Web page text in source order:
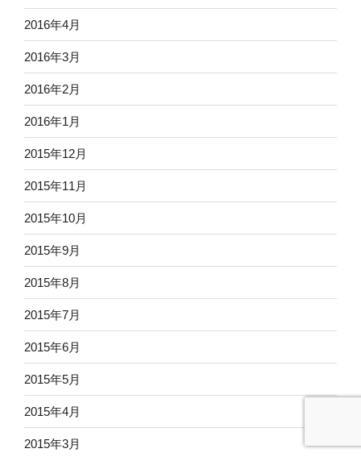
2016年4月
2016年3月
2016年2月
2016年1月
2015年12月
2015年11月
2015年10月
2015年9月
2015年8月
2015年7月
2015年6月
2015年5月
2015年4月
2015年3月